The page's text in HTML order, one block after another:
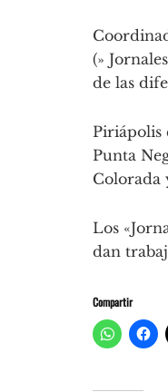
(»
de las
Piriápolis
Punta
Colorada
Los
dan
Compartir